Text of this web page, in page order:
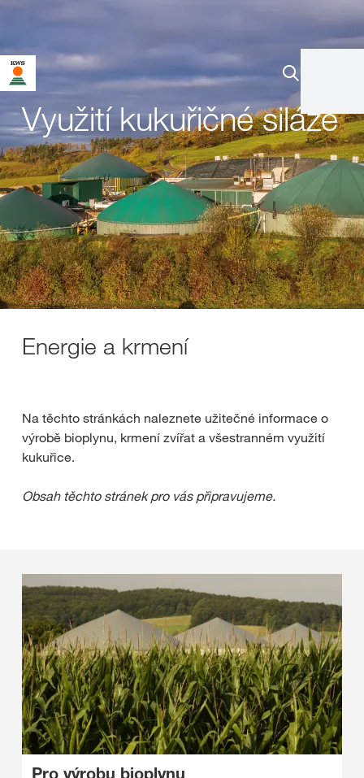
Využití kukuřičné siláže
Energie a krmení
Na těchto stránkách naleznete užitečné informace o
výrobě bioplynu, krmení zvířat a všestranném využití
kukuřice.
Obsah těchto stránek pro vás připravujeme.
Pro výrobu bioplynu